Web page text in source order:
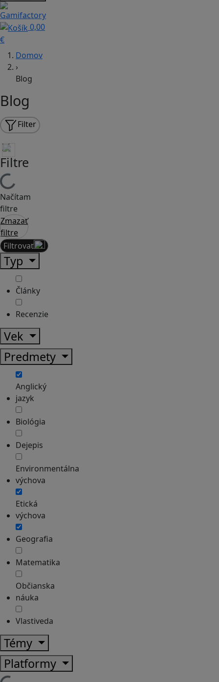
0,00
€
Domov
›
Blog
Blog
Filter
Filtre
Načítam
filtre
Zmazať
filtre
Filtrovať
Typ
Články
Recenzie
Vek
Predmety
Anglický
jazyk
Biológia
Dejepis
Environmentálna
výchova
Etická
výchova
Geografia
Matematika
Občianska
náuka
Vlastiveda
Témy
Platformy